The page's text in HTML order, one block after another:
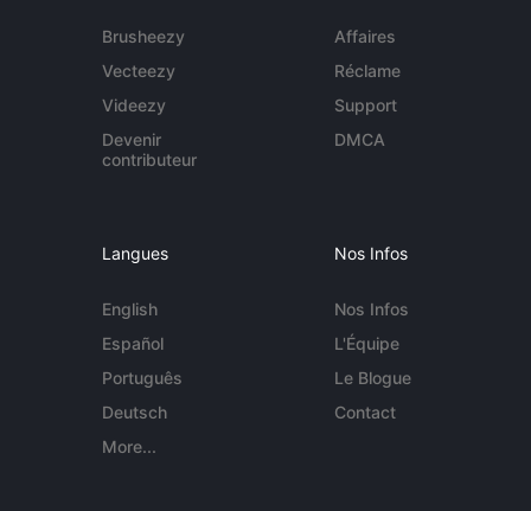
Brusheezy
Vecteezy
Videezy
Devenir
contributeur
Affaires
Réclame
Support
DMCA
Langues
English
Español
Português
Deutsch
More...
Nos Infos
Nos Infos
L'Équipe
Le Blogue
Contact